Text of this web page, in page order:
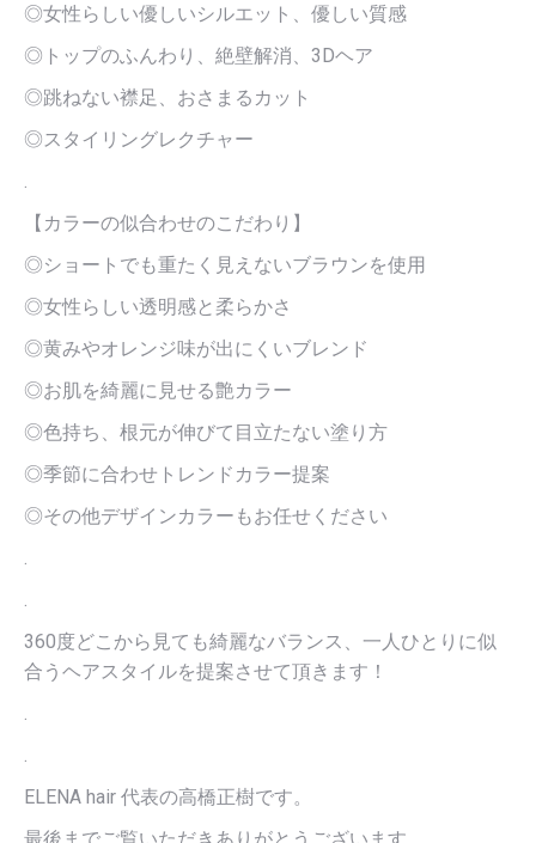
◎女性らしい優しいシルエット、優しい質感
◎トップのふんわり、絶壁解消、3Dヘア
◎跳ねない襟足、おさまるカット
◎スタイリングレクチャー
.
【カラーの似合わせのこだわり】
◎ショートでも重たく見えないブラウンを使用
◎女性らしい透明感と柔らかさ
◎黄みやオレンジ味が出にくいブレンド
◎お肌を綺麗に見せる艶カラー
◎色持ち、根元が伸びて目立たない塗り方
◎季節に合わせトレンドカラー提案
◎その他デザインカラーもお任せください
.
.
360度どこから見ても綺麗なバランス、一人ひとりに似
合うヘアスタイルを提案させて頂きます！
.
.
ELENA hair 代表の高橋正樹です。